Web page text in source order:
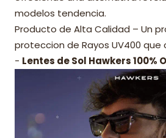
modelos tendencia.
Producto de Alta Calidad – Un
proteccion de Rayos UV400 que
- Lentes de Sol Hawkers 100%